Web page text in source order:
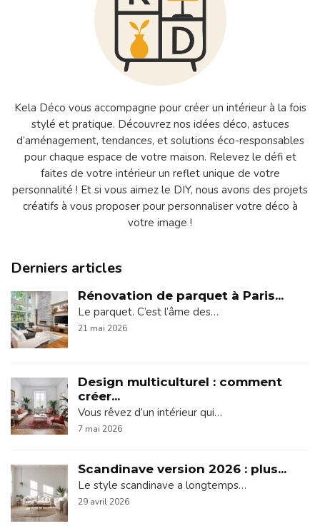
Kela Déco vous accompagne pour créer un intérieur à la fois
stylé et pratique. Découvrez nos idées déco, astuces
d’aménagement, tendances, et solutions éco-responsables
pour chaque espace de votre maison. Relevez le défi et
faites de votre intérieur un reflet unique de votre
personnalité ! Et si vous aimez le DIY, nous avons des projets
créatifs à vous proposer pour personnaliser votre déco à
votre image !
Derniers articles
Rénovation de parquet à Paris...
Le parquet. C’est l’âme des…
21 mai 2026
Design multiculturel : comment
créer...
Vous rêvez d’un intérieur qui…
7 mai 2026
Scandinave version 2026 : plus...
Le style scandinave a longtemps…
29 avril 2026